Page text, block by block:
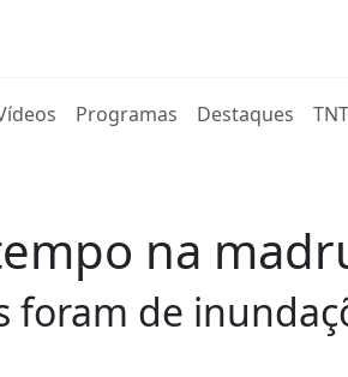
Programas Destaques TNT
na
foram de